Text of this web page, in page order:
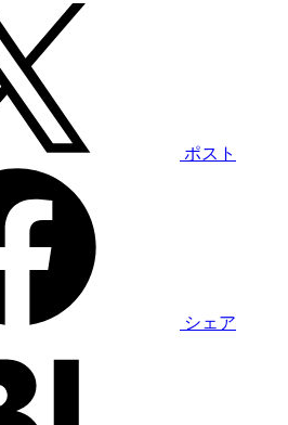
ポスト
シェア